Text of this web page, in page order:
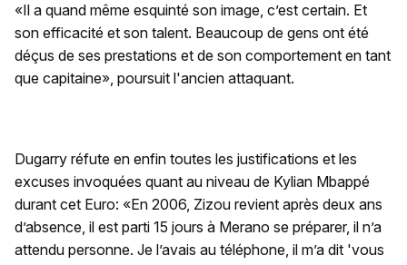
«Il a quand même esquinté son image, c’est certain. Et
son efficacité et son talent. Beaucoup de gens ont été
déçus de ses prestations et de son comportement en tant
que capitaine», poursuit l'ancien attaquant.
Dugarry réfute en enfin toutes les justifications et les
excuses invoquées quant au niveau de Kylian Mbappé
durant cet Euro: «En 2006, Zizou revient après deux ans
d’absence, il est parti 15 jours à Merano se préparer, il n’a
attendu personne. Je l’avais au téléphone, il m’a dit 'vous